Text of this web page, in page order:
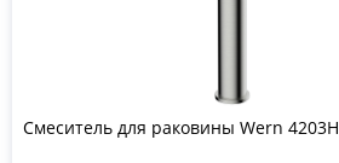
Смеситель для раковины Wern 4203H